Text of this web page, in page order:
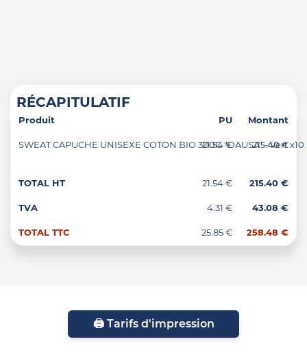
RÉCAPITULATIF
Produit PU Montant
SWEAT CAPUCHE UNISEXE COTON BIO 300G "DAUSA" - Vert x10
21.54 € 215.40 €
TOTAL HT 21.54 € 215.40 €
TVA 4.31 € 43.08 €
TOTAL TTC 25.85 € 258.48 €
🖨️ Tarifs d'impression